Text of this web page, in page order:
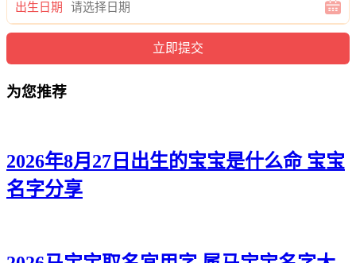
怡旋、雨笑、萱涵。
出生日期
为您推荐
2026年8月27日出生的宝宝是什么命 宝宝
名字分享